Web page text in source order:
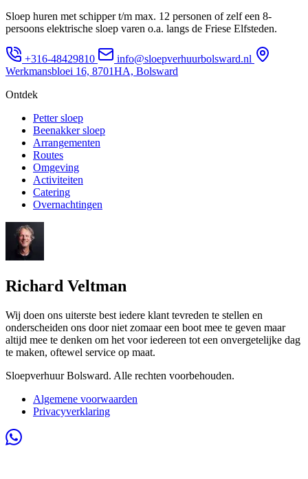
Sloep huren met schipper t/m max. 12 personen of zelf een 8-
persoons elektrische sloep varen o.a. langs de Friese Elfsteden.
+316-48429810
info@sloepverhuurbolsward.nl
Werkmansbloei 16, 8701HA, Bolsward
Ontdek
Petter sloep
Beenakker sloep
Arrangementen
Routes
Omgeving
Activiteiten
Catering
Overnachtingen
Richard Veltman
Wij doen ons uiterste best iedere klant tevreden te stellen en
onderscheiden ons door niet zomaar een boot mee te geven maar
altijd mee te denken om het voor iedereen tot een onvergetelijke dag
te maken, oftewel service op maat.
Sloepverhuur Bolsward. Alle rechten voorbehouden.
Algemene voorwaarden
Privacyverklaring